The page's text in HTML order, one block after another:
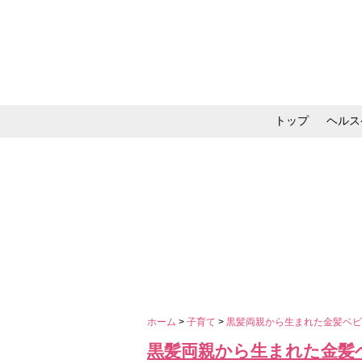
トップ ヘル
ホーム > 子育て > 黒髪両親から生まれた金髪ベ
黒髪両親から生まれた金